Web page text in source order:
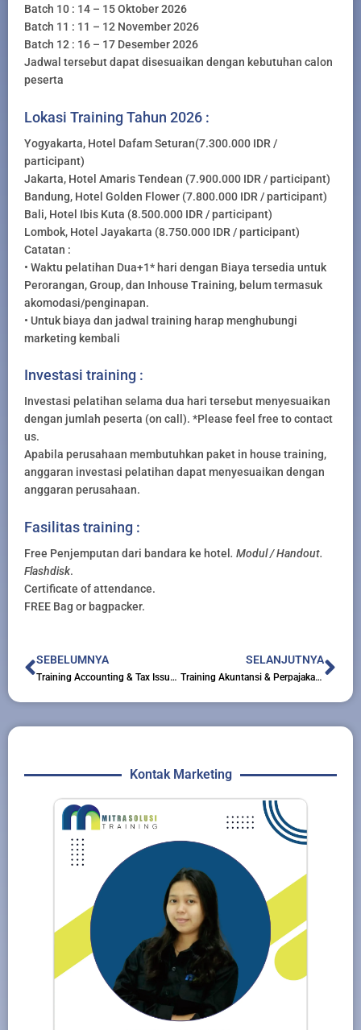
Batch 10 : 14 – 15 Oktober 2026
Batch 11 : 11 – 12 November 2026
Batch 12 : 16 – 17 Desember 2026
Jadwal tersebut dapat disesuaikan dengan kebutuhan calon
peserta
Lokasi Training Tahun 2026 :
Yogyakarta, Hotel Dafam Seturan(7.300.000 IDR /
participant)
Jakarta, Hotel Amaris Tendean (7.900.000 IDR / participant)
Bandung, Hotel Golden Flower (7.800.000 IDR / participant)
Bali, Hotel Ibis Kuta (8.500.000 IDR / participant)
Lombok, Hotel Jayakarta (8.750.000 IDR / participant)
Catatan :
• Waktu pelatihan Dua+1* hari dengan Biaya tersedia untuk
Perorangan, Group, dan Inhouse Training, belum termasuk
akomodasi/penginapan.
• Untuk biaya dan jadwal training harap menghubungi
marketing kembali
Investasi training :
Investasi pelatihan selama dua hari tersebut menyesuaikan
dengan jumlah peserta (on call). *Please feel free to contact
us.
Apabila perusahaan membutuhkan paket in house training,
anggaran investasi pelatihan dapat menyesuaikan dengan
anggaran perusahaan.
Fasilitas training :
Free Penjemputan dari bandara ke hotel . Modul / Handout.
Flashdisk.
Certificate of attendance.
FREE Bag or bagpacker.
Prev
SEBELUMNYA
Training Accounting & Tax Issue in Multifinance
SELANJUTNYA
Training Akuntansi & Perpajakan Untuk Rumah Sakit, Klinik dan Dokter
Kontak Marketing